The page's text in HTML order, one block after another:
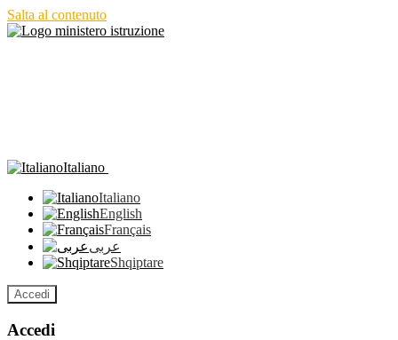
Salta al contenuto
Italiano
Italiano
English
Français
عربى
Shqiptare
Accedi
Accedi